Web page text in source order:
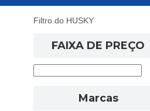
Filtro do HUSKY
FAIXA DE PREÇO
Marcas